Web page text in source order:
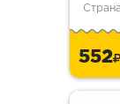
552